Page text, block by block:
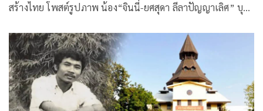
สร้างไทย โพสต์รูปภาพ น้อง“จินนี่-ยศสุดา ลีลาปัญญาเลิศ” บุตร